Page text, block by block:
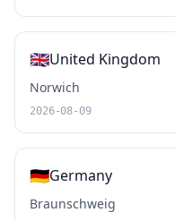
🇬🇧United Kingdom
Norwich
2026-08-09
🇩🇪Germany
Braunschweig